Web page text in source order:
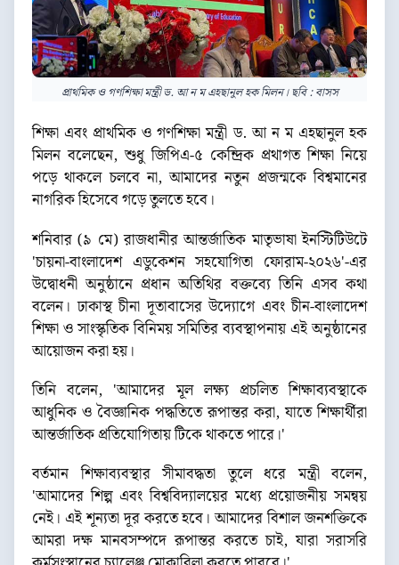
প্রাথমিক ও গণশিক্ষা মন্ত্রী ড. আ ন ম এহছানুল হক মিলন। ছবি : বাসস
শিক্ষা এবং প্রাথমিক ও গণশিক্ষা মন্ত্রী ড. আ ন ম এহছানুল হক
মিলন বলেছেন, শুধু জিপিএ-৫ কেন্দ্রিক প্রথাগত শিক্ষা নিয়ে
পড়ে থাকলে চলবে না, আমাদের নতুন প্রজন্মকে বিশ্বমানের
নাগরিক হিসেবে গড়ে তুলতে হবে।
শনিবার (৯ মে) রাজধানীর আন্তর্জাতিক মাতৃভাষা ইনস্টিটিউটে
'চায়না-বাংলাদেশ এডুকেশন সহযোগিতা ফোরাম-২০২৬'-এর
উদ্বোধনী অনুষ্ঠানে প্রধান অতিথির বক্তব্যে তিনি এসব কথা
বলেন। ঢাকাস্থ চীনা দূতাবাসের উদ্যোগে এবং চীন-বাংলাদেশ
শিক্ষা ও সাংস্কৃতিক বিনিময় সমিতির ব্যবস্থাপনায় এই অনুষ্ঠানের
আয়োজন করা হয়।
তিনি বলেন, 'আমাদের মূল লক্ষ্য প্রচলিত শিক্ষাব্যবস্থাকে
আধুনিক ও বৈজ্ঞানিক পদ্ধতিতে রূপান্তর করা, যাতে শিক্ষার্থীরা
আন্তর্জাতিক প্রতিযোগিতায় টিকে থাকতে পারে।'
বর্তমান শিক্ষাব্যবস্থার সীমাবদ্ধতা তুলে ধরে মন্ত্রী বলেন,
'আমাদের শিল্প এবং বিশ্ববিদ্যালয়ের মধ্যে প্রয়োজনীয় সমন্বয়
নেই। এই শূন্যতা দূর করতে হবে। আমাদের বিশাল জনশক্তিকে
আমরা দক্ষ মানবসম্পদে রূপান্তর করতে চাই, যারা সরাসরি